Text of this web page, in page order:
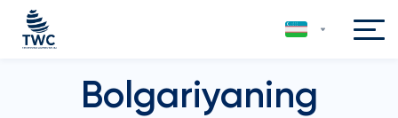
Bolgariyaning